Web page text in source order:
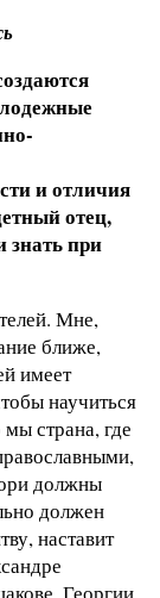
и отличия
отец,
знать при
Мне,
ближе,
имеет
научиться
страна, где
должны
должен
наставит
Георгии